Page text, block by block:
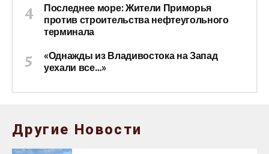
Последнее море: Жители Приморья
против строительства нефтеугольного
терминала
«Однажды из Владивостока на Запад
уехали все…»
Другие Новости